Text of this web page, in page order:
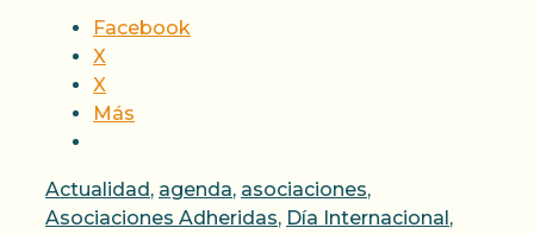
Facebook
X
X
Más
Categorías
Actualidad , agenda, asociaciones,
Asociaciones Adheridas, Día Internacional ,